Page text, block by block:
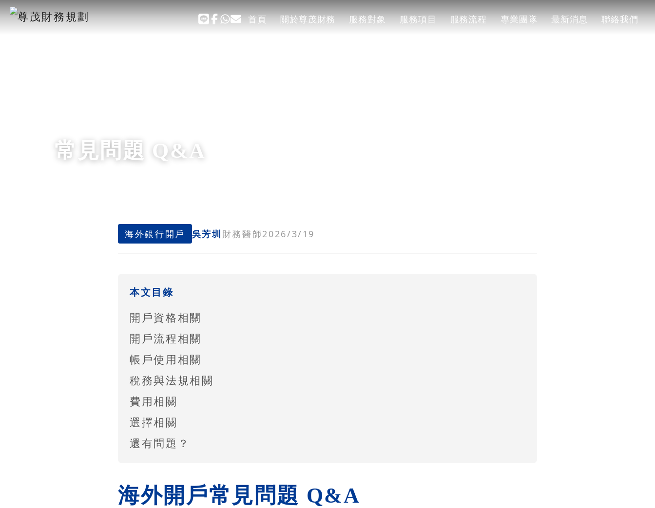
首頁
關於尊茂財務
服務對象
服務項目
服務流程
專業團隊
最新消息
聯絡我們
常見問題 Q&A
海外銀行開戶 吳芳圳 財務醫師2026/3/19
本文目錄
開戶資格相關
開戶流程相關
帳戶使用相關
稅務與法規相關
費用相關
選擇相關
還有問題？
海外開戶常見問題 Q&A